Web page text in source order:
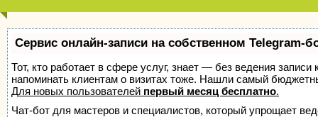
Сервис онлайн-записи на собственном Telegram-
Тот, кто работает в сфере услуг, знает — без ведения
напоминать клиентам о визитах тоже. Нашли самый
Для новых пользователей первый месяц бесплатно.
Чат-бот для мастеров и специалистов, который упрощает